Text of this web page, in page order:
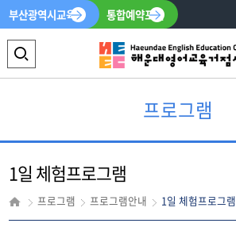
부산광역시교육청 통합예약포털
색
역
열
기
프로그램
1일 체험프로그램
프로그램 프로그램안내 1일 체험프로그램